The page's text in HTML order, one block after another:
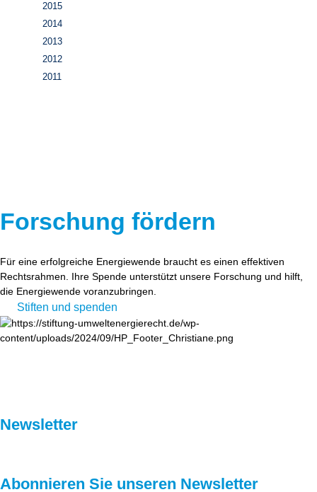
2015
2014
2013
2012
2011
Forschung fördern
Für eine erfolgreiche Energiewende braucht es einen effektiven
Rechtsrahmen. Ihre Spende unterstützt unsere Forschung und hilft,
die Energiewende voranzubringen.
Stiften und spenden
Newsletter
Abonnieren Sie unseren Newsletter